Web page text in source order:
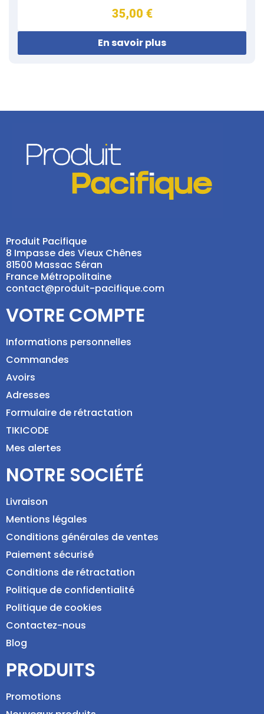
35,00 €
En savoir plus
Produit Pacifique
8 Impasse des Vieux Chênes
81500 Massac Séran
France Métropolitaine
contact@produit-pacifique.com
VOTRE COMPTE
Informations personnelles
Commandes
Avoirs
Adresses
Formulaire de rétractation
TIKICODE
Mes alertes
NOTRE SOCIÉTÉ
Livraison
Mentions légales
Conditions générales de ventes
Paiement sécurisé
Conditions de rétractation
Politique de confidentialité
Politique de cookies
Contactez-nous
Blog
PRODUITS
Promotions